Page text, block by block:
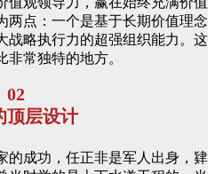
两点：一个是基于长期价值理念
战略执行力的超强组织能力。这
常独特的地方。
02
顶层设计
的成功，任正非是军人出身，肄